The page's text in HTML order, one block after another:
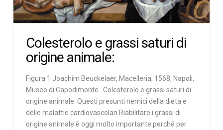
Colesterolo e grassi saturi di
origine animale:
Figura 1 Joachim Beuckelaer, Macelleria, 1568, Napoli,
Museo di Capodimonte Colesterolo e grassi saturi di
origine animale: Questi presunti nemici della dieta e
delle malattie cardiovascolari Riabilitare i grassi di
origine animale è oggi molto importante perché per